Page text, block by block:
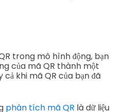
trong mô hình động, bạn
của mã QR thành một
khi mã QR của bạn đã
phân tích mã QR là dữ liệu